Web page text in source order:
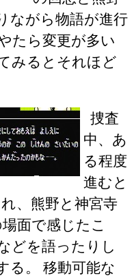
ながら物語が進行
たら変更が多い
みるとそれほど
捜査
中、あ
る程度
進むと
、熊野と神宮寺
面で感じたこ
どを語ったりし
る。 移動可能な